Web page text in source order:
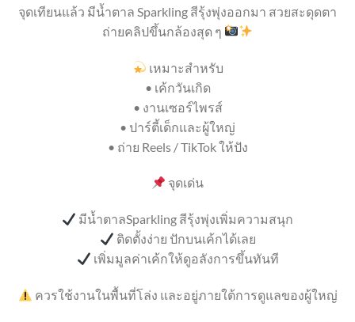
จุดเทียนแล้ว มีน้ำตาล Sparkling สีรุ้งพุ่งออกมา สวยสะดุดตา
ถ่ายคลิปขึ้นกล้องสุด ๆ
เหมาะสำหรับ
• เค้กวันเกิด
• งานเซอร์ไพรส์
• ปาร์ตี้เด็กและผู้ใหญ่
• ถ่าย Reels / TikTok ให้ปัง
จุดเด่น
มีน้ำตาลSparkling สีรุ้งพุ่งเพิ่มความสนุก
ติดตั้งง่าย ปักบนเค้กได้เลย
เพิ่มมูลค่าเค้กให้ดูอลังการขึ้นทันที
ควรใช้งานในพื้นที่โล่ง และอยู่ภายใต้การดูแลของผู้ใหญ่